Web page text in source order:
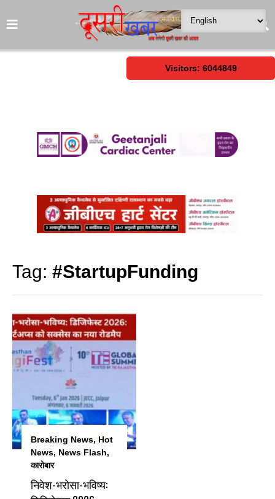
Visitors: 6044849
Tag: #StartupFunding
Breaking News, Hot
News, News Flash,
कारोबार
निवेश-भरोसा-भविष्य: